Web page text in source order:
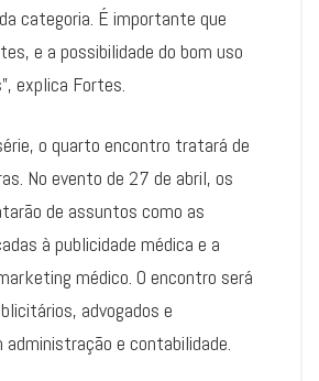
categoria. É importante que
e a possibilidade do bom uso
explica Fortes.
o quarto encontro tratará de
No evento de 27 de abril, os
de assuntos como as
à publicidade médica e a
médico. O encontro será
advogados e
e contabilidade.